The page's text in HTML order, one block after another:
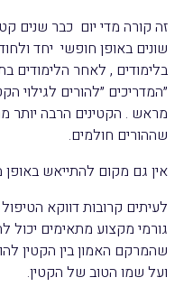
זה קורה מדי יום כבר שנים
שונים באופן חופשי יחד
בלימודים , לאחר הלימודים
״המדריכים ״להורים לגילוי
מראש . הקטינים הרבה יותר
שההורים חולמים.
אין גם מקום להתייאש באופן
לעיתים קרובות דווקא
גורמי מקצוע מתאימים יכול
שהמרקם האמון בין הקטין
ועל שמו הטוב של הקטין.